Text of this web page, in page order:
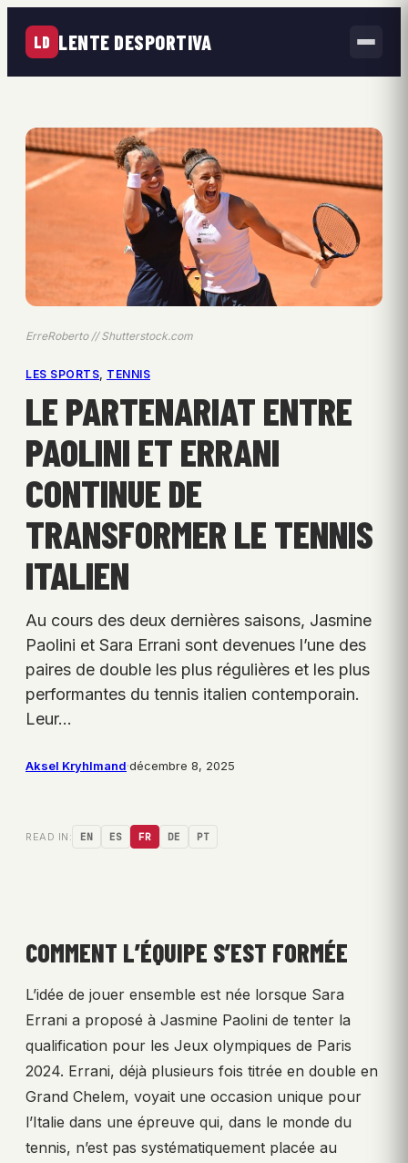
LD LENTE DESPORTIVA
ErreRoberto // Shutterstock.com
LES SPORTS, TENNIS
LE PARTENARIAT ENTRE
PAOLINI ET ERRANI
CONTINUE DE
TRANSFORMER LE TENNIS
ITALIEN
Au cours des deux dernières saisons, Jasmine
Paolini et Sara Errani sont devenues l’une des
paires de double les plus régulières et les plus
performantes du tennis italien contemporain.
Leur…
Aksel Kryhlmand·décembre 8, 2025
READ IN: EN ES FR DE PT
COMMENT L’ÉQUIPE S’EST FORMÉE
L’idée de jouer ensemble est née lorsque Sara
Errani a proposé à Jasmine Paolini de tenter la
qualification pour les Jeux olympiques de Paris
2024. Errani, déjà plusieurs fois titrée en double en
Grand Chelem, voyait une occasion unique pour
l’Italie dans une épreuve qui, dans le monde du
tennis, n’est pas systématiquement placée au